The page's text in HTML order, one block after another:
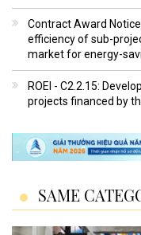
Contract Award
efficiency of sub-
market for energy-
ROEI - C2.2.15:
projects financed by
SAME